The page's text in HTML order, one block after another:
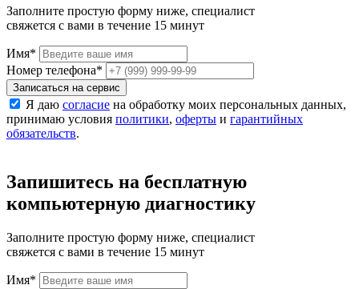
Заполните простую форму ниже, специалист
свяжется с вами в течение 15 минут
Имя*
Номер телефона*
Записаться на сервис
Я даю согласие на обработку моих персональных данных,
принимаю условия политики, оферты и гарантийных
обязательств.
Запишитесь на бесплатную
компьютерную диагностику
Заполните простую форму ниже, специалист
свяжется с вами в течение 15 минут
Имя*